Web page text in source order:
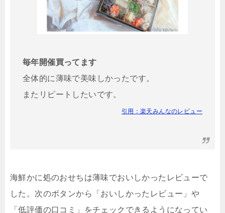
毎年開催買ってます
全体的に薄味で美味しかったです。
またリピートしたいです。
引用：楽天みんなのレビュー
海鮮かに処のおせちは薄味でおいしかったレビューで
した。次のボタンから「おいしかったレビュー」や
「低評価の口コミ」をチェックできるようになってい